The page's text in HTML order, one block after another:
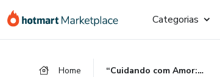
para
para
para
Categorias
Home “Cuidando com Amor: Uma Jornada de Fé e Ciência para Mães de Crianças Autistas”